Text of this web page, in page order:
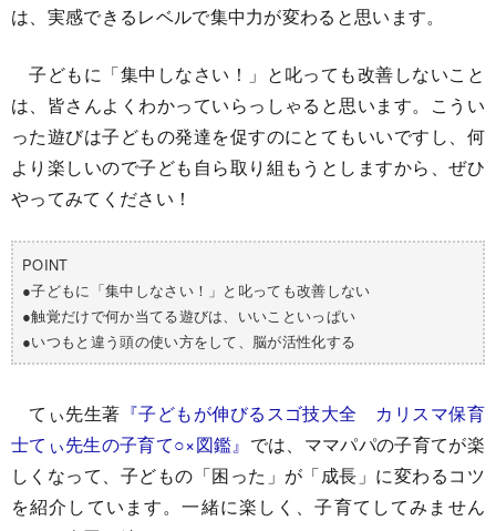
は、実感できるレベルで集中力が変わると思います。
子どもに「集中しなさい！」と叱っても改善しないこと
は、皆さんよくわかっていらっしゃると思います。こうい
った遊びは子どもの発達を促すのにとてもいいですし、何
より楽しいので子ども自ら取り組もうとしますから、ぜひ
やってみてください！
POINT
●子どもに「集中しなさい！」と叱っても改善しない
●触覚だけで何か当てる遊びは、いいこといっぱい
●いつもと違う頭の使い方をして、脳が活性化する
てぃ先生著 『子どもが伸びるスゴ技大全 カリスマ保育
士てぃ先生の子育て○×図鑑』 では、ママパパの子育てが楽
しくなって、子どもの「困った」が「成長」に変わるコツ
を紹介しています。一緒に楽しく、子育てしてみません